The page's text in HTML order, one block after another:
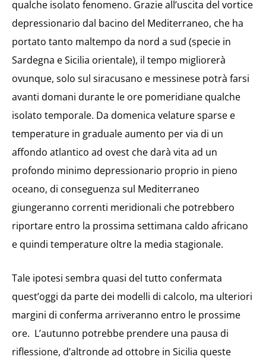
qualche isolato fenomeno. Grazie all’uscita del vortice
depressionario dal bacino del Mediterraneo, che ha
portato tanto maltempo da nord a sud (specie in
Sardegna e Sicilia orientale), il tempo migliorerà
ovunque, solo sul siracusano e messinese potrà farsi
avanti domani durante le ore pomeridiane qualche
isolato temporale. Da domenica velature sparse e
temperature in graduale aumento per via di un
affondo atlantico ad ovest che darà vita ad un
profondo minimo depressionario proprio in pieno
oceano, di conseguenza sul Mediterraneo
giungeranno correnti meridionali che potrebbero
riportare entro la prossima settimana caldo africano
e quindi temperature oltre la media stagionale.
Tale ipotesi sembra quasi del tutto confermata
quest’oggi da parte dei modelli di calcolo, ma ulteriori
margini di conferma arriveranno entro le prossime
ore. L’autunno potrebbe prendere una pausa di
riflessione, d’altronde ad ottobre in Sicilia queste